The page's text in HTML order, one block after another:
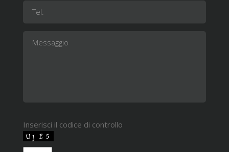
Inserisci il codice di controllo